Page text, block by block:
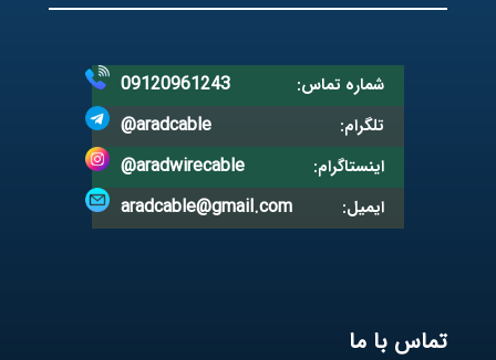
شماره تماس: 09120961243
تلگرام: @aradcable
اینستاگرام: @aradwirecable
ایمیل: aradcable@gmail.com
تماس با ما